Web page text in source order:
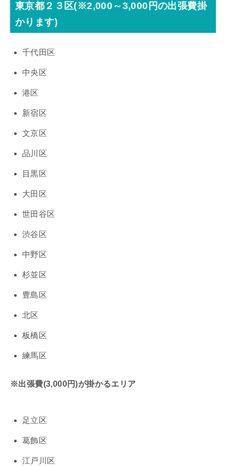
東京都２３区(※2,000～3,000円の出張費掛
かります)
千代田区
中央区
港区
新宿区
文京区
品川区
目黒区
大田区
世田谷区
渋谷区
中野区
杉並区
豊島区
北区
板橋区
練馬区
※出張費(3,000円)が掛かるエリア
足立区
葛飾区
江戸川区